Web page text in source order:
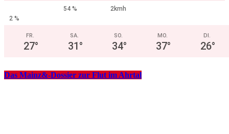
54 %
2kmh
2 %
FR.
27°
SA.
31°
SO.
34°
MO.
37°
DI.
26°
Das Mainz&-Dossier zur Flut im Ahrtal